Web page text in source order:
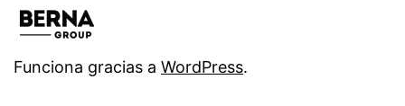
Funciona gracias a WordPress.